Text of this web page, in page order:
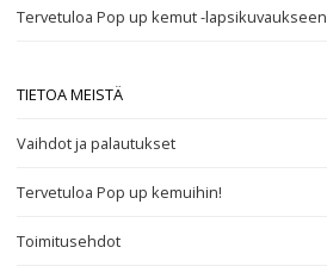
Tervetuloa Pop up kemut -lapsikuvaukseen
TIETOA MEISTÄ
Vaihdot ja palautukset
Tervetuloa Pop up kemuihin!
Toimitusehdot